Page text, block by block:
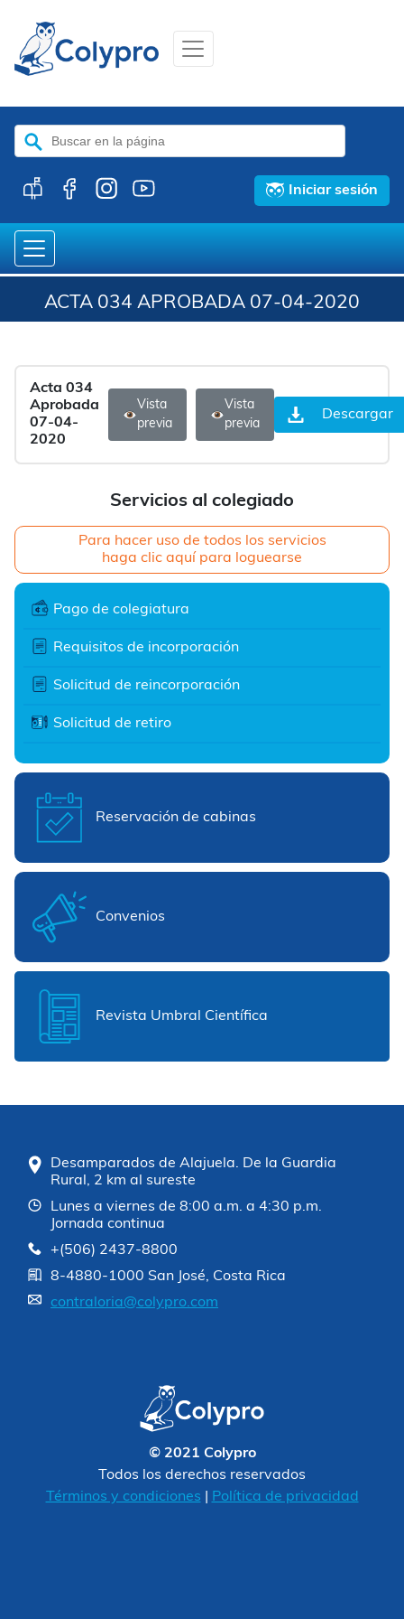
Buscar:
Iniciar sesión
ACTA 034 APROBADA 07-04-2020
Servicios al colegiado
Para hacer uso de todos los servicios
haga clic aquí para loguearse
Pago de colegiatura
Requisitos de incorporación
Solicitud de reincorporación
Solicitud de retiro
Reservación de cabinas
Convenios
Revista Umbral Científica
Acta 034
Aprobada
07-04-
2020
Vista
previa
Vista
previa
Descargar
Desamparados de Alajuela. De la Guardia
Rural, 2 km al sureste
Lunes a viernes de 8:00 a.m. a 4:30 p.m.
Jornada continua
+(506) 2437-8800
8-4880-1000 San José, Costa Rica
contraloria@colypro.com
© 2021 Colypro
Todos los derechos reservados
Términos y condiciones
Política de privacidad